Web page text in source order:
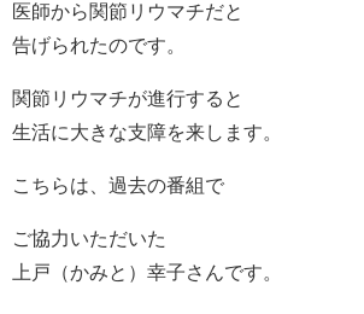
医師から関節リウマチだと
告げられたのです。
関節リウマチが進行すると
生活に大きな支障を来します。
こちらは、過去の番組で
ご協力いただいた
上戸（かみと）幸子さんです。